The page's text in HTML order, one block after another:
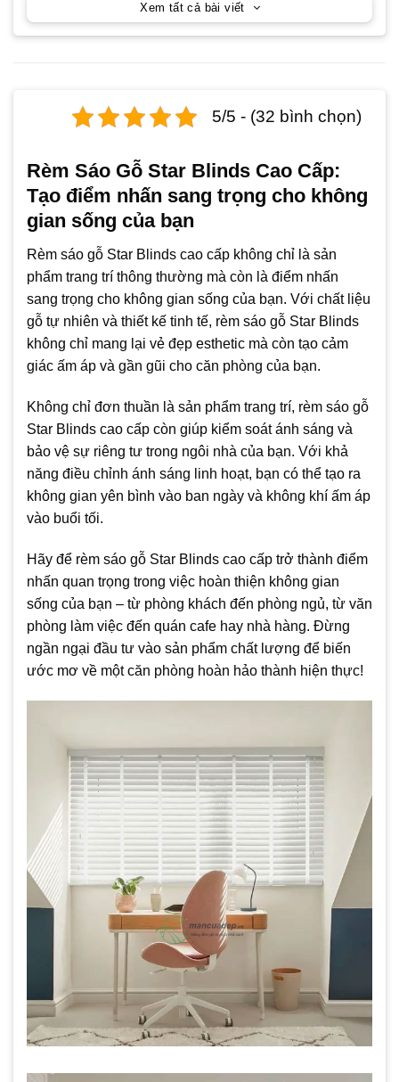
5/5 - (32 bình chọn)
Rèm Sáo Gỗ Star Blinds Cao Cấp:
Tạo điểm nhấn sang trọng cho không
gian sống của bạn
Rèm sáo gỗ Star Blinds cao cấp không chỉ là sản
phẩm trang trí thông thường mà còn là điểm nhấn
sang trọng cho không gian sống của bạn. Với chất liệu
gỗ tự nhiên và thiết kế tinh tế, rèm sáo gỗ Star Blinds
không chỉ mang lại vẻ đẹp esthetic mà còn tạo cảm
giác ấm áp và gần gũi cho căn phòng của bạn.
Không chỉ đơn thuần là sản phẩm trang trí, rèm sáo gỗ
Star Blinds cao cấp còn giúp kiểm soát ánh sáng và
bảo vệ sự riêng tư trong ngôi nhà của bạn. Với khả
năng điều chỉnh ánh sáng linh hoạt, bạn có thể tạo ra
không gian yên bình vào ban ngày và không khí ấm áp
vào buổi tối.
Hãy để rèm sáo gỗ Star Blinds cao cấp trở thành điểm
nhấn quan trọng trong việc hoàn thiện không gian
sống của bạn – từ phòng khách đến phòng ngủ, từ văn
phòng làm việc đến quán cafe hay nhà hàng. Đừng
ngần ngại đầu tư vào sản phẩm chất lượng để biến
ước mơ về một căn phòng hoàn hảo thành hiện thực!
Xem tất cả bài viết